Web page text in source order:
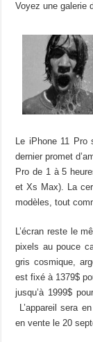
Voyez une galerie
Le iPhone 11
dernier promet
Pro de 1 à 5
et Xs Max). La
modèles, tout
L’écran reste le
pixels au pouce
gris cosmique,
est fixé à 1379$
jusqu’à 1999$
L’appareil sera
en vente le 20